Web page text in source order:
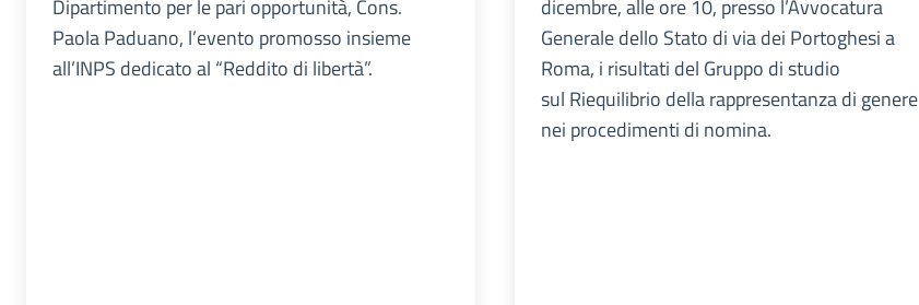
Dipartimento per le pari opportunità, Cons.
Paola Paduano, l’evento promosso insieme
all’INPS dedicato al “Reddito di libertà”.
dicembre, alle ore 10, presso l’Avvocatura
Generale dello Stato di via dei Portoghesi a
Roma, i risultati del Gruppo di studio
sul Riequilibrio della rappresentanza di genere
nei procedimenti di nomina.